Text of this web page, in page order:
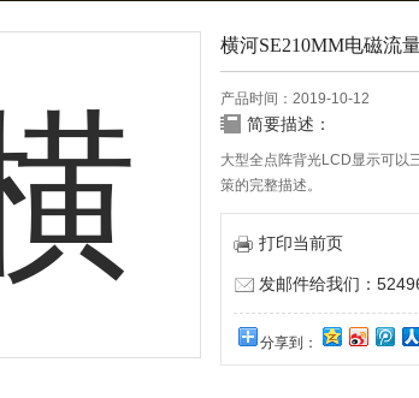
横河SE210MM电磁流
产品时间：2019-10-12
简要描述：
大型全点阵背光LCD显示可以
策的完整描述。
轻松的设定
较常使用的参数整理在一个
打印当前页
发邮件给我们：
分享到：